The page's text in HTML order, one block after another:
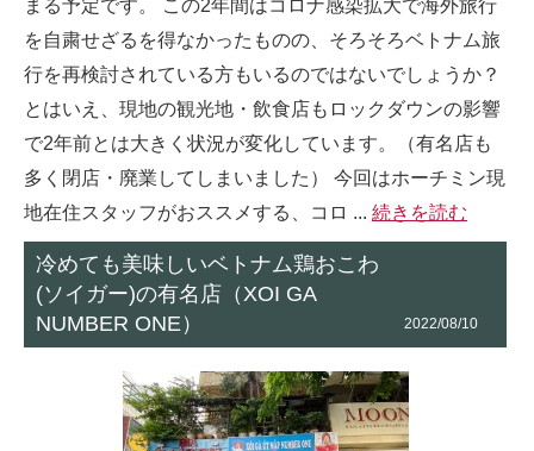
まる予定です。 この2年間はコロナ感染拡大で海外旅行
を自粛せざるを得なかったものの、そろそろベトナム旅
行を再検討されている方もいるのではないでしょうか？
とはいえ、現地の観光地・飲食店もロックダウンの影響
で2年前とは大きく状況が変化しています。（有名店も
多く閉店・廃業してしまいました） 今回はホーチミン現
地在住スタッフがおススメする、コロ ... 続きを読む
冷めても美味しいベトナム鶏おこわ
(ソイガー)の有名店（XOI GA
NUMBER ONE）
2022/08/10